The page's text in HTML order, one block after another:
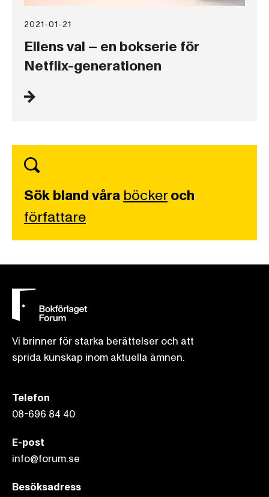
2021-01-21
Ellens val – en bokserie för
Netflix-generationen
Sök bland våra böckeroch
författare
Vi brinner för starka berättelser och att
sprida kunskap inom aktuella ämnen.
Telefon
08-696 84 40
E-post
info@forum.se
Besöksadress